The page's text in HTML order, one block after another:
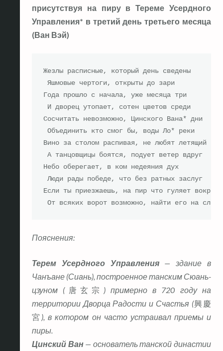
присутствуя на пиру в Тереме Усердного
Управления* в третий день третьего месяца
(Ван Вэй)
Жезлы расписные, который день сведены
Яшмовые чертоги, открыты до зари
Года прошло с начала, уже месяца три
И дворец утопает, сотен цветов среди
Сосчитать невозможно, Цинского Вана* дни
Объединить кто смог бы, воды Ло* реки
Вино за столом распивая, не любят летящий пух
А танцовщицы боятся, подует ветер вдруг
Небо оберегает, в ком недеяния дух
Люди рады победе, что без ратных заслуг
Если ты приезжаешь, на пир что гуляет вокруг,
От всяких ворот возможно, найти его на слух
Пояснения:
Терем Усердного Управления— здание в
Чанъане (Сиань), построенное танским Сюань-
цзуном (唐玄宗 ) примерно в 720 году на
территории Дворца Радости и Счастья (興慶
宮 ), в котором он часто устраивал приемы и
пиры.
Цинский Ван— основатель танской династии